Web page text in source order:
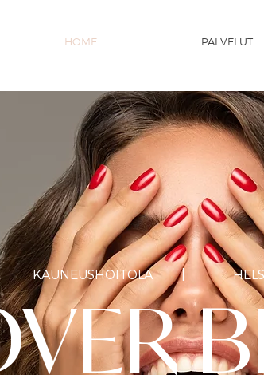
HOME PALVELUT
KAUNEUSHOITOLA |